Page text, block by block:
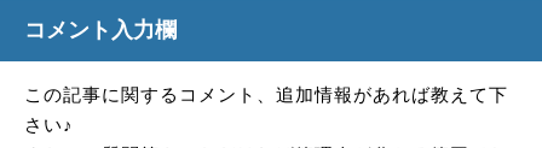
コメント入力欄
この記事に関するコメント、追加情報があれば教えて下
さい♪